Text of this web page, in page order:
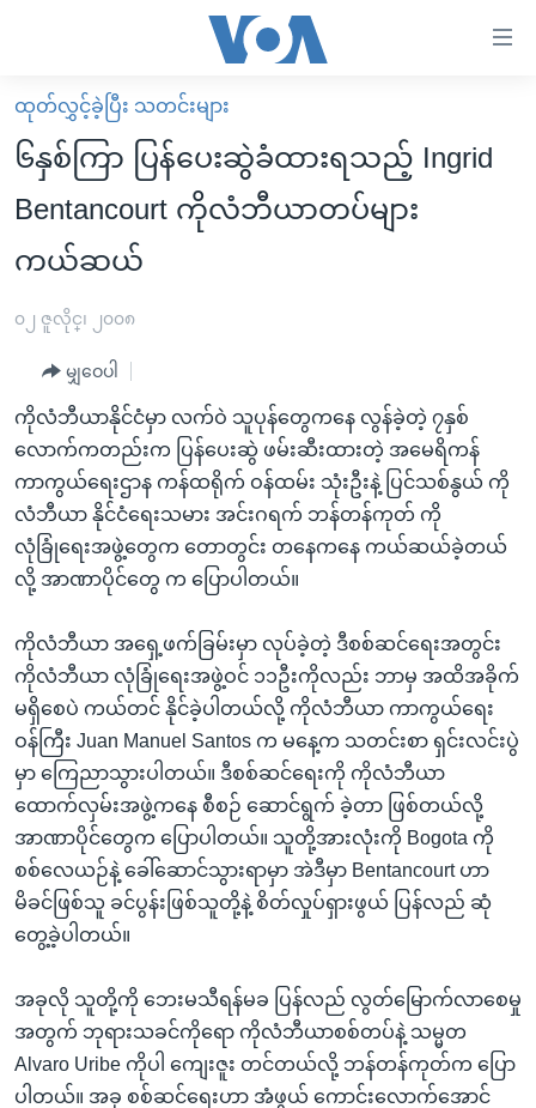
လွယ်ကူ
စေ
သည့်
များ
ပင်မ
ကျော်
ကြည့်
ရန်
ပင်မ
အ
ညွန်း
သို့
ကျော်
ကြည့်
ရန်
ရှာဖွေ
ရန်
နေရာ
သို့
ကျော်
ရန်
မူလစာမျက်နှာ
မြန်မာ
ကမ္ဘာ့သတင်းများ
နိုင်ငံတကာ
အစ္စရေး-ပါလက်စတိုင်း
ဗွီဒီယို
အင်္ဂလိပ်စာလေ့လာမယ်
အမေရိကန်သုံးအီဒီယံ
မကြေးမုံရဲ့ အင်္ဂလိပ်စာ
ရုပ်ရှင်ထဲက အင်္ဂလိပ်စာ
သုတပဒေသာ အင်္ဂလိပ်စာ
အပတ်စဉ်ကဏ္ဍများ
ရေဒီယို
တီဗွီ
ရေဒီယိုနှင့်ရုပ်သံ အချက်အလက်များ
ရေဒီယို/တီဗွီအစီအစဉ်
Learning English
ဗွီအိုအေ လူမှုကွန်ယက်များ
ဘာသာစကားများ
ထုတ်လွှင့်ခဲ့ပြီး သတင်းများ
၆နှစ်ကြာ ပြန်ပေးဆွဲခံထားရသည့် Ingrid
Bentancourt ကိုလံဘီယာတပ်များ
ကယ်ဆယ်
၀၂ ဇူလိုင္၊ ၂၀၀၈
မျှဝေပါ
ကိုလံဘီယာနိုင်ငံမှာ လက်ဝဲ သူပုန်တွေကနေ လွန်ခဲ့တဲ့ ၇နှစ်
လောက်ကတည်းက ပြန်ပေးဆွဲ ဖမ်းဆီးထားတဲ့ အမေရိကန်
ကာကွယ်ရေးဌာန ကန်ထရိုက် ဝန်ထမ်း သုံးဦးနဲ့ ပြင်သစ်နွယ် ကို
လံဘီယာ နိုင်ငံရေးသမား အင်းဂရက် ဘန်တန်ကုတ် ကို
လုံခြုံရေးအဖွဲ့တွေက တောတွင်း တနေကနေ ကယ်ဆယ်ခဲ့တယ်
လို့ အာဏာပိုင်တွေ က ပြောပါတယ်။
ကိုလံဘီယာ အရှေ့ဖက်ခြမ်းမှာ လုပ်ခဲ့တဲ့ ဒီစစ်ဆင်ရေးအတွင်း
ကိုလံဘီယာ လုံခြုံရေးအဖွဲ့ဝင် ၁၁ဦးကိုလည်း ဘာမှ အထိအခိုက်
မရှိစေပဲ ကယ်တင် နိုင်ခဲ့ပါတယ်လို့ ကိုလံဘီယာ ကာကွယ်ရေး
ဝန်ကြီး Juan Manuel Santos က မနေ့က သတင်းစာ ရှင်းလင်းပွဲ
မှာ ကြေညာသွားပါတယ်။ ဒီစစ်ဆင်ရေးကို ကိုလံဘီယာ
ထောက်လှမ်းအဖွဲ့ကနေ စီစဉ် ဆောင်ရွက် ခဲ့တာ ဖြစ်တယ်လို့
အာဏာပိုင်တွေက ပြောပါတယ်။ သူတို့အားလုံးကို Bogota ကို
စစ်လေယဉ်နဲ့ ခေါ်ဆောင်သွားရာမှာ အဲဒီမှာ Bentancourt ဟာ
မိခင်ဖြစ်သူ ခင်ပွန်းဖြစ်သူတို့နဲ့ စိတ်လှုပ်ရှားဖွယ် ပြန်လည် ဆုံ
တွေ့ခဲ့ပါတယ်။
အခုလို သူတို့ကို ဘေးမသီရန်မခ ပြန်လည် လွတ်မြောက်လာစေမှု
အတွက် ဘုရားသခင်ကိုရော ကိုလံဘီယာစစ်တပ်နဲ့ သမ္မတ
Alvaro Uribe ကိုပါ ကျေးဇူး တင်တယ်လို့ ဘန်တန်ကုတ်က ပြော
ပါတယ်။ အခု စစ်ဆင်ရေးဟာ အံဖွယ် ကောင်းလောက်အောင်